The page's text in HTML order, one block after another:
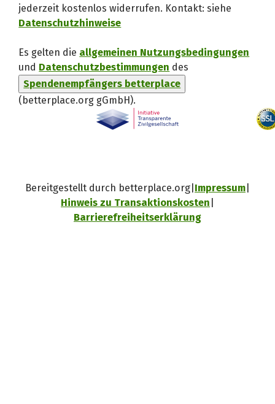
jederzeit kostenlos widerrufen. Kontakt: siehe
Datenschutzhinweise
Es gelten die allgemeinen Nutzungsbedingungen
und Datenschutzbestimmungen des
Spendenempfängers betterplace
(betterplace.org gGmbH).
Bereitgestellt durch betterplace.org Impressum
Hinweis zu Transaktionskosten
Barrierefreiheitserklärung